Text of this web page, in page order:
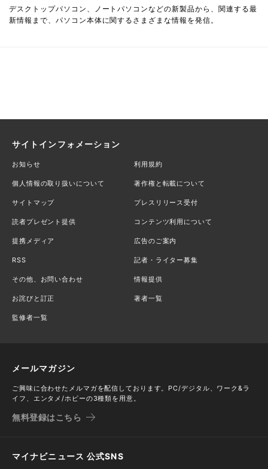
デスクトップパソコン、ノートパソコンなどの新製品から、関連する最
新情報まで、パソコン本体に関するさまざまな情報を発信。
サイトインフォメーション
お知らせ 利用規約
個人情報の取り扱いについて 著作権と転載について
サイトマップ プレスリリース受付
読者プレゼント提供 コンテンツ利用について
提携メディア 広告のご案内
RSS 記者・ライター募集
その他、お問い合わせ 情報提供
お詫びと訂正 著者一覧
監修者一覧
メールマガジン
ご興味に合わせたメルマガを配信しております。PC/デジタル、ワーク&ラ
イフ、エンタメ/ホビーの3種類を用意。
無料登録はこちら
マイナビニュース 公式SNS